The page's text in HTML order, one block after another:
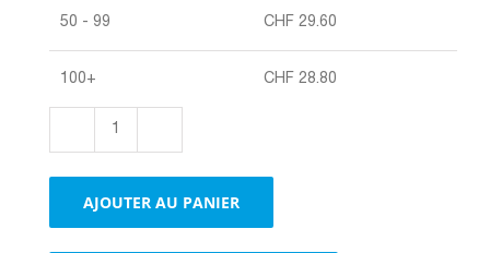
50 - 99 CHF 29.60
100+ CHF 28.80
3-
cannelures|Boxes
AJOUTER AU PANIER